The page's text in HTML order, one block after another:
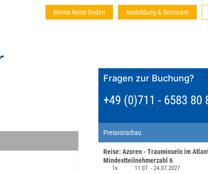
Meine Reise finden Ausbildung & Seminare
Fragen zur Buchung?
+49 (0)711 - 6583 80
Preisvorschau
Reise: Azoren - Trauminseln im
Mindestteilnehmerzahl 6
1x 11.07. -24.07.2027